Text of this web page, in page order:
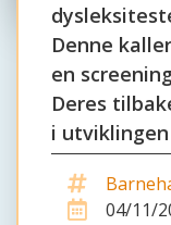
Denne
en
Deres
i
04/11/